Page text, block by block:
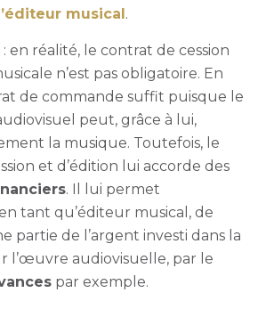
musical.
: en réalité, le contrat de cession
n’est pas obligatoire. En
de commande suffit puisque le
peut, grâce à lui,
la musique. Toutefois, le
et d’édition lui accorde des
. Il lui permet
tant qu’éditeur musical, de
partie de l’argent investi dans la
l’œuvre audiovisuelle, par le
par exemple.